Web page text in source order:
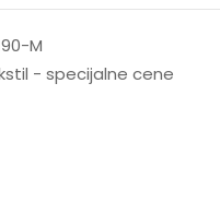
M
- specijalne cene